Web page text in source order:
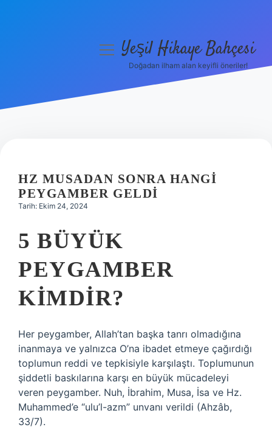
Hakkımızda
menüyüYeşil Hikaye Bahçesi
Doğadan ilham alan keyifli öneriler!
HZ MUSADAN SONRA HANGI
PEYGAMBER GELDI
Tarih: Ekim 24, 2024
5 BÜYÜK
PEYGAMBER
KIMDIR?
Her peygamber, Allah’tan başka tanrı olmadığına
inanmaya ve yalnızca O’na ibadet etmeye çağırdığı
toplumun reddi ve tepkisiyle karşılaştı. Toplumunun
şiddetli baskılarına karşı en büyük mücadeleyi
veren peygamber. Nuh, İbrahim, Musa, İsa ve Hz.
Muhammed’e “ulu’l-azm” unvanı verildi (Ahzâb,
33/7).